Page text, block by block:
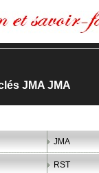
JMA JMA
JMA
RST